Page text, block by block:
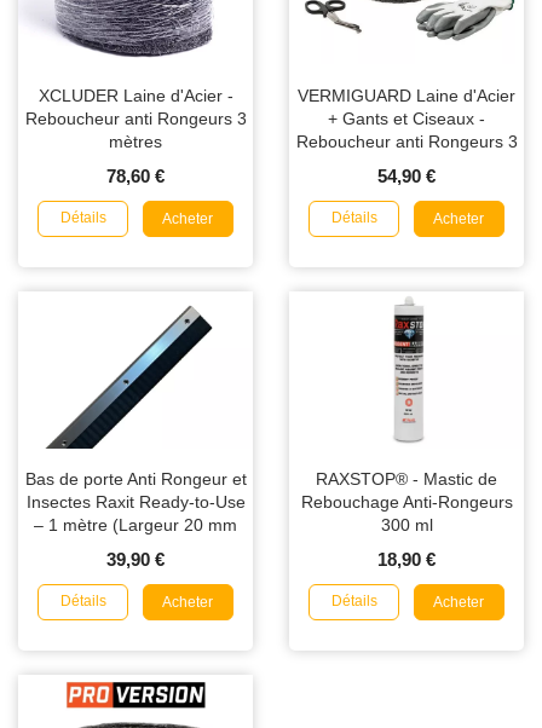
XCLUDER Laine d'Acier -
Reboucheur anti Rongeurs 3
mètres
78,60 €
Détails Acheter
VERMIGUARD Laine d'Acier
+ Gants et Ciseaux -
Reboucheur anti Rongeurs 3
54,90 €
Détails Acheter
Bas de porte Anti Rongeur et
Insectes Raxit Ready-to-Use
– 1 mètre (Largeur 20 mm
39,90 €
Détails Acheter
RAXSTOP® - Mastic de
Rebouchage Anti-Rongeurs
300 ml
18,90 €
Détails Acheter